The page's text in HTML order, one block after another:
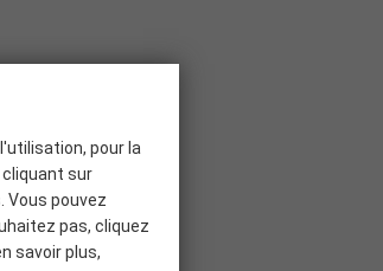
pour la
sur
Vous pouvez
pas, cliquez
savoir plus,